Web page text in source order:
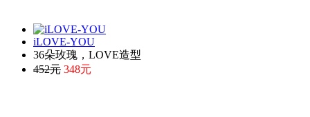
iLOVE-YOU
36朵玫瑰，LOVE造型
452元 348元